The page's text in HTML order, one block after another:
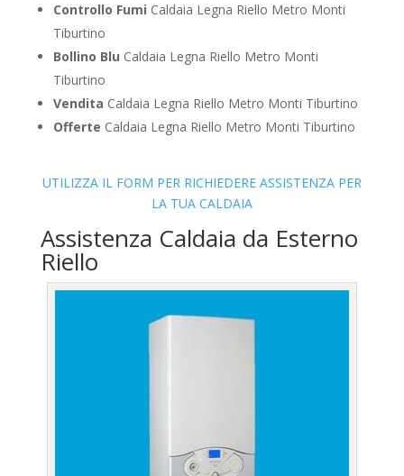
Controllo Fumi Caldaia Legna Riello Metro Monti
Tiburtino
Bollino Blu Caldaia Legna Riello Metro Monti
Tiburtino
Vendita Caldaia Legna Riello Metro Monti Tiburtino
Offerte Caldaia Legna Riello Metro Monti Tiburtino
UTILIZZA IL FORM PER RICHIEDERE ASSISTENZA PER
LA TUA CALDAIA
Assistenza Caldaia da Esterno
Riello